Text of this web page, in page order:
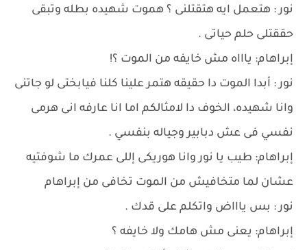
نور : هتعمل ايه هتقتلنى ؟ هموت شهيده بطله وتبقى
حققتلى حلم حياتى .
إبراهام: ياااه مش خايفه من الموت ؟!
نور : أبدا الموت دا حقيقه هتمر علينا كلنا فيابختى لو جاتنى
وانا شهيده، الخوف دا لامثالكم اما انا عارفه انى هرمى
نفسي فى عش دبابير وجياله بنفسي .
إبراهام: طيب يا نور وانا هوريكى إللى عمرك ما شوفتيه
عشان لما متخافيش من الموت تخافى من إبراهام
نور : بس ياااض واتكلم على قدك .
إبراهام: يعنى مش هامك ولا خايفه ؟